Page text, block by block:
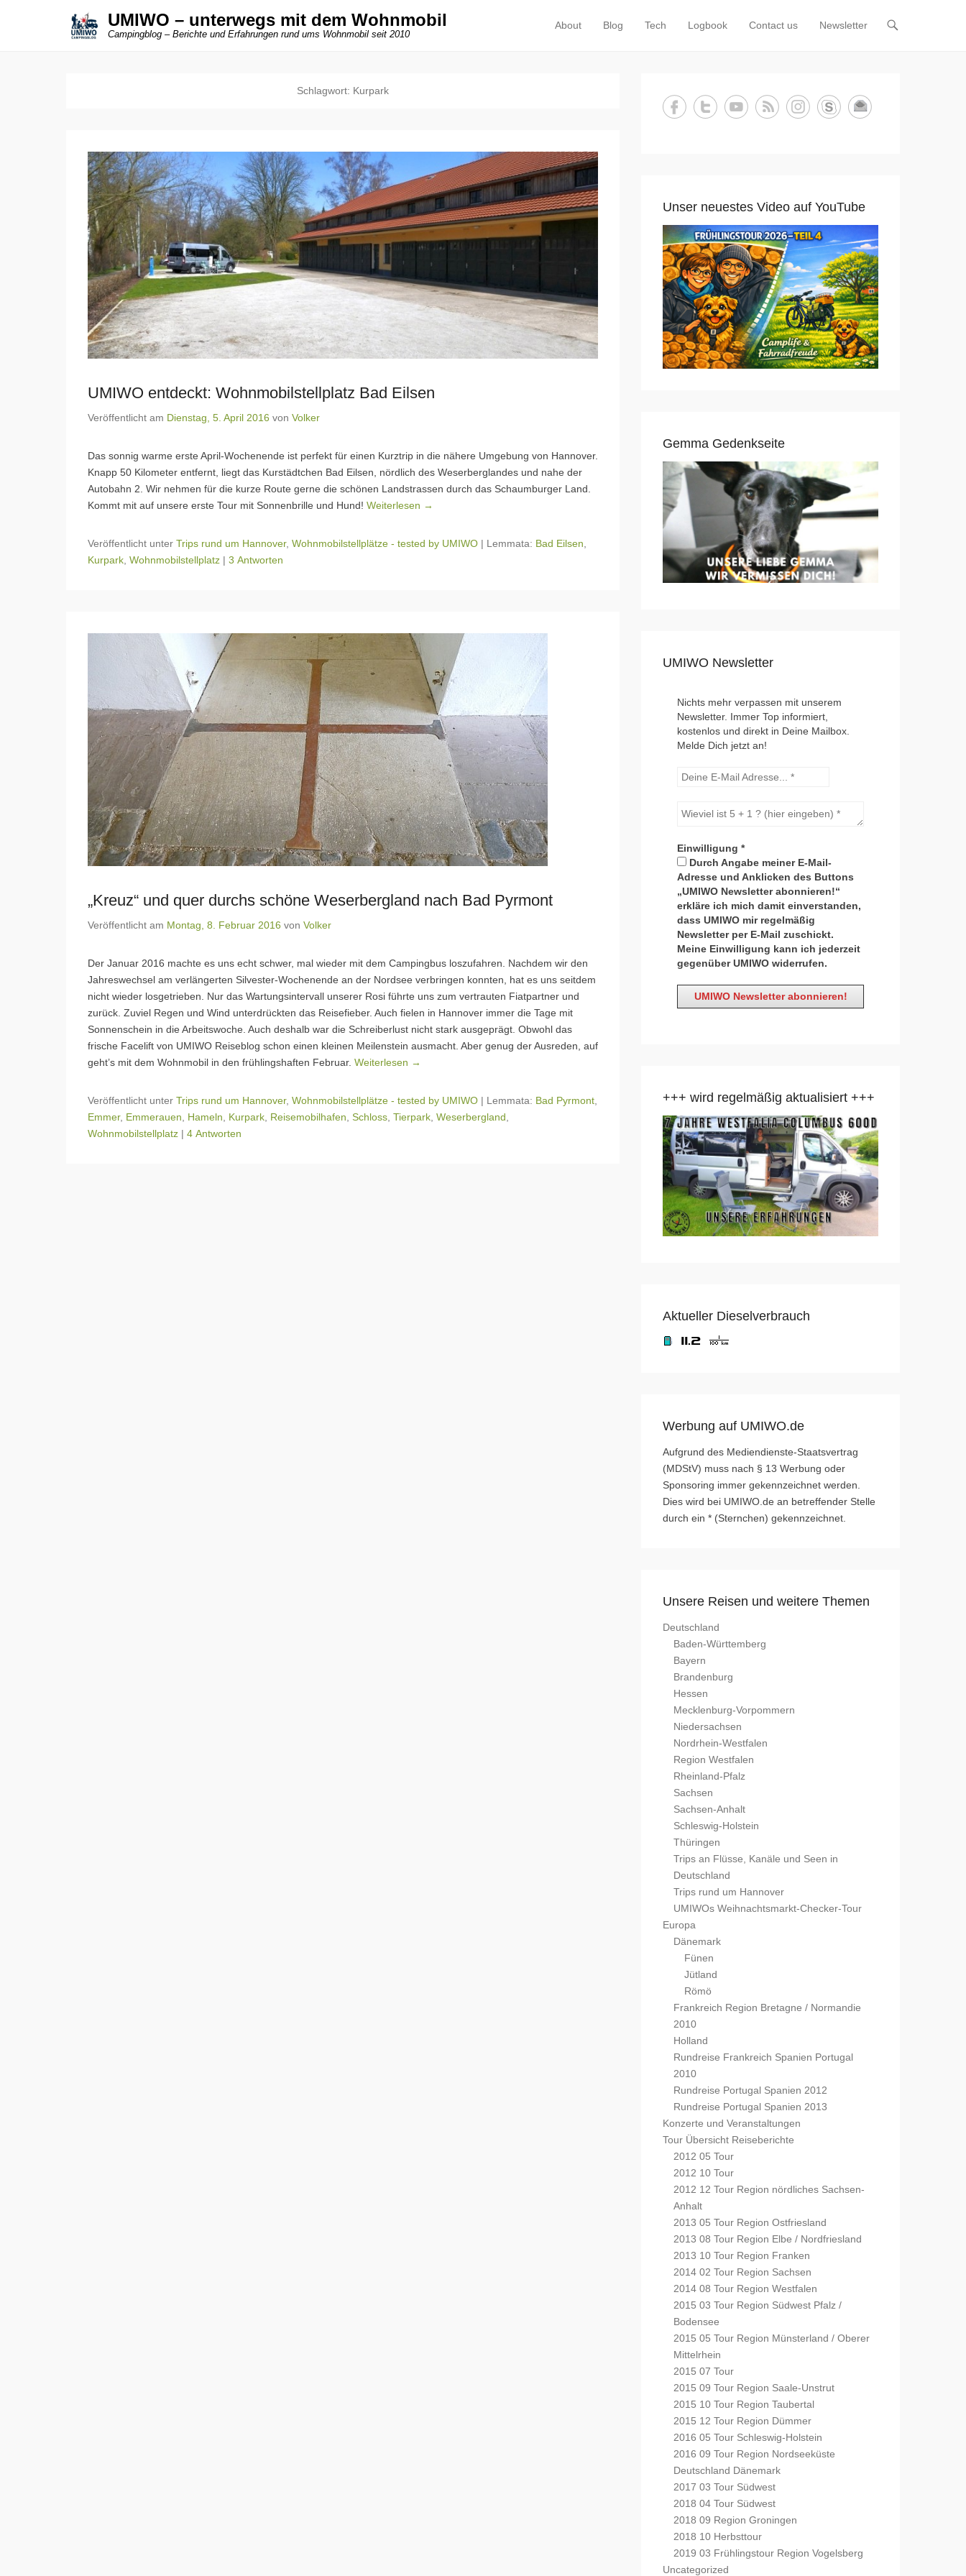
UMIWO – unterwegs mit dem Wohnmobil
Campingblog – Berichte und Erfahrungen rund ums Wohnmobil seit 2010
Primäres Menü
Zum Inhalt springen
About Blog Tech Logbook Contact us Newsletter
Schlagwort: Kurpark
UMIWO entdeckt: Wohnmobilstellplatz Bad Eilsen
Veröffentlicht am Dienstag, 5. April 2016 von Volker
Das sonnig warme erste April-Wochenende ist perfekt für einen Kurztrip in die nähere Umgebung von Hannover.
Knapp 50 Kilometer entfernt, liegt das Kurstädtchen Bad Eilsen, nördlich des Weserberglandes und nahe der
Autobahn 2. Wir nehmen für die kurze Route gerne die schönen Landstrassen durch das Schaumburger Land.
Kommt mit auf unsere erste Tour mit Sonnenbrille und Hund! Weiterlesen →
Veröffentlicht unter Trips rund um Hannover, Wohnmobilstellplätze - tested by UMIWO | Lemmata: Bad Eilsen
Kurpark Wohnmobilstellplatz | 3 Antworten
„Kreuz“ und quer durchs schöne Weserbergland nach Bad Pyrmont
Veröffentlicht am Montag, 8. Februar 2016 von Volker
Der Januar 2016 machte es uns echt schwer, mal wieder mit dem Campingbus loszufahren. Nachdem wir den
Jahreswechsel am verlängerten Silvester-Wochenende an der Nordsee verbringen konnten, hat es uns seitdem
nicht wieder losgetrieben. Nur das Wartungsintervall unserer Rosi führte uns zum vertrauten Fiatpartner und
zurück. Zuviel Regen und Wind unterdrückten das Reisefieber. Auch fielen in Hannover immer die Tage mit
Sonnenschein in die Arbeitswoche. Auch deshalb war die Schreiberlust nicht stark ausgeprägt. Obwohl das
frische Facelift von UMIWO Reiseblog schon einen kleinen Meilenstein ausmacht. Aber genug der Ausreden, auf
geht’s mit dem Wohnmobil in den frühlingshaften Februar. Weiterlesen →
Veröffentlicht unter Trips rund um Hannover, Wohnmobilstellplätze - tested by UMIWO | Lemmata: Bad Pyrmont
Emmer, Emmerauen Hameln Kurpark Reisemobilhafen Schloss Tierpark Weserbergland
Wohnmobilstellplatz | 4 Antworten
Unser neuestes Video auf YouTube
Gemma Gedenkseite
UMIWO Newsletter
Nichts mehr verpassen mit unserem
Newsletter. Immer Top informiert,
kostenlos und direkt in Deine Mailbox.
Melde Dich jetzt an!
Einwilligung *
Durch Angabe meiner E-Mail-
Adresse und Anklicken des Buttons
„UMIWO Newsletter abonnieren!“
erkläre ich mich damit einverstanden,
dass UMIWO mir regelmäßig
Newsletter per E-Mail zuschickt.
Meine Einwilligung kann ich jederzeit
gegenüber UMIWO widerrufen.
+++ wird regelmäßig aktualisiert +++
Aktueller Dieselverbrauch
Werbung auf UMIWO.de
Aufgrund des Mediendienste-Staatsvertrag
(MDStV) muss nach § 13 Werbung oder
Sponsoring immer gekennzeichnet werden.
Dies wird bei UMIWO.de an betreffender Stelle
durch ein * (Sternchen) gekennzeichnet.
Unsere Reisen und weitere Themen
Deutschland
Baden-Württemberg
Bayern
Brandenburg
Hessen
Mecklenburg-Vorpommern
Niedersachsen
Nordrhein-Westfalen
Region Westfalen
Rheinland-Pfalz
Sachsen
Sachsen-Anhalt
Schleswig-Holstein
Thüringen
Trips an Flüsse, Kanäle und Seen in
Deutschland
Trips rund um Hannover
UMIWOs Weihnachtsmarkt-Checker-Tour
Europa
Dänemark
Fünen
Jütland
Römö
Frankreich Region Bretagne / Normandie
2010
Holland
Rundreise Frankreich Spanien Portugal
2010
Rundreise Portugal Spanien 2012
Rundreise Portugal Spanien 2013
Konzerte und Veranstaltungen
Tour Übersicht Reiseberichte
2012 05 Tour
2012 10 Tour
2012 12 Tour Region nördliches Sachsen-
Anhalt
2013 05 Tour Region Ostfriesland
2013 08 Tour Region Elbe / Nordfriesland
2013 10 Tour Region Franken
2014 02 Tour Region Sachsen
2014 08 Tour Region Westfalen
2015 03 Tour Region Südwest Pfalz /
Bodensee
2015 05 Tour Region Münsterland / Oberer
Mittelrhein
2015 07 Tour
2015 09 Tour Region Saale-Unstrut
2015 10 Tour Region Taubertal
2015 12 Tour Region Dümmer
2016 05 Tour Schleswig-Holstein
2016 09 Tour Region Nordseeküste
Deutschland Dänemark
2017 03 Tour Südwest
2018 04 Tour Südwest
2018 09 Region Groningen
2018 10 Herbsttour
2019 03 Frühlingstour Region Vogelsberg
Uncategorized